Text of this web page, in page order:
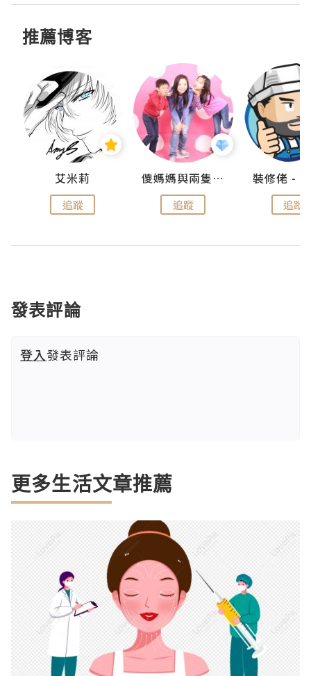
推薦博客
艾米莉
追蹤
儍媽媽與兩隻小魔怪之家
追蹤 追蹤
發表評論
登入發表評論
更多生活文章推薦